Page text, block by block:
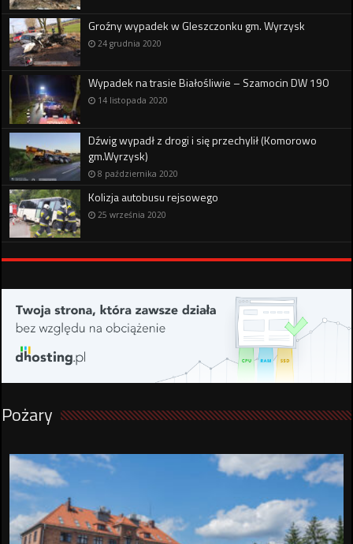
Groźny wypadek w Gleszczonku gm. Wyrzysk
24 grudnia 2020
Wypadek na trasie Białośliwie – Szamocin DW 190
14 listopada 2020
Dźwig wypadł z drogi i się przechylił (Komorowo
gm.Wyrzysk)
8 października 2020
Kolizja autobusu rejsowego
25 września 2020
Pożary